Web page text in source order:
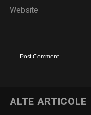
Website
ALTE ARTICOLE